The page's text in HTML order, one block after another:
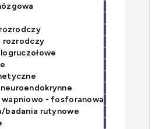
rozrodczy
rozrodczy
wapniowo - fosforanowa
badania rutynowe